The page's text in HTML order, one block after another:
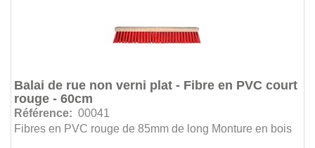
Balai de rue non verni plat - Fibre en PVC court
rouge - 60cm
Référence: 00041
Fibres en PVC rouge de 85mm de long Monture en bois